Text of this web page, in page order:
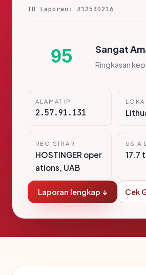
ID Laporan: #1253D216
95 Sangat
Ringkasan
ALAMAT IP
2.57.91.131
REGISTRAR
HOSTINGER oper
ations, UAB
USIA
17.7
Laporan lengkap ↓ Cek